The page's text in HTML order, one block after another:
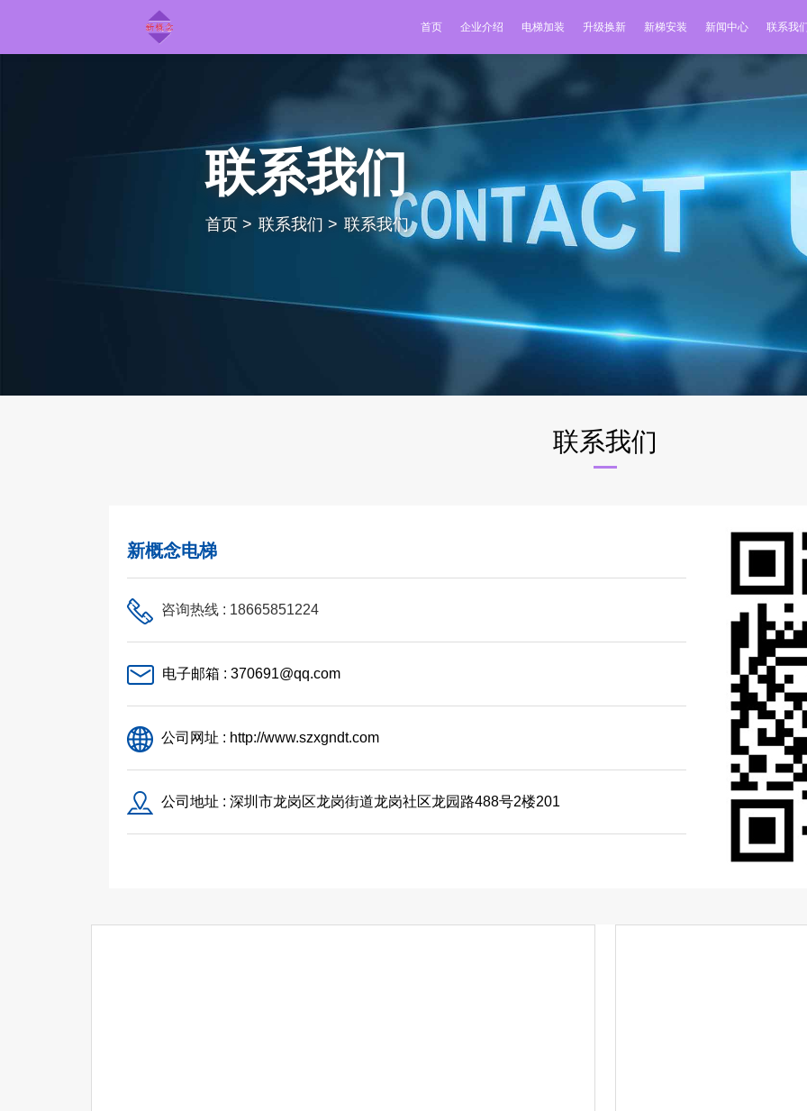
首页 企业介绍 电梯加装 升级换新 新梯安装 新闻中心 联系我
联系我们
首页 > 联系我们 > 联系我们
联系我们
新概念电梯
咨询热线 : 18665851224
电子邮箱 : 370691@qq.com
公司网址 : http://www.szxgndt.com
公司地址 : 深圳市龙岗区龙岗街道龙岗社区龙园路488号2楼201